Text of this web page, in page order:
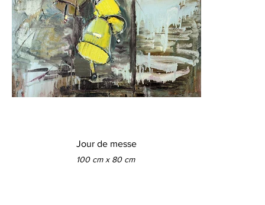
Jour de messe
100 cm x 80 cm